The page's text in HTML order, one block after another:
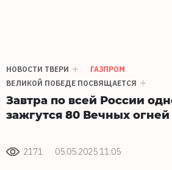
НОВОСТИ ТВЕРИ
ГАЗПРОМ
ВЕЛИКОЙ ПОБЕДЕ ПОСВЯЩАЕТСЯ
Завтра по всей России
зажгутся 80 Вечных огней
2171 05.05.2025 11:05